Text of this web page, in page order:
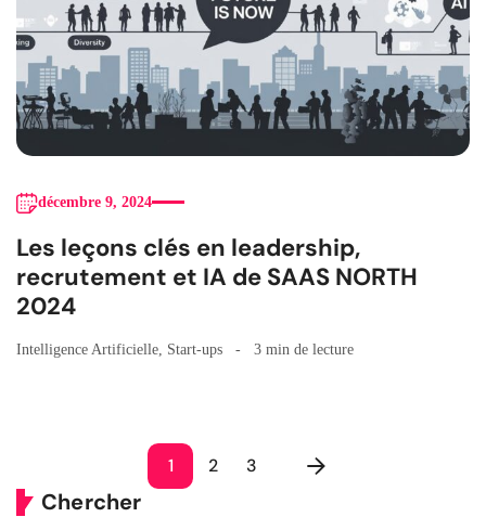
décembre 9, 2024
Les leçons clés en leadership,
recrutement et IA de SAAS NORTH
2024
Intelligence Artificielle Start-ups 3 min de lecture
1 2 3
Chercher